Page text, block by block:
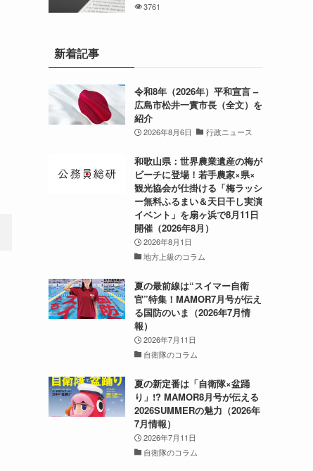
3761
新着記事
令和8年（2026年）平和宣言 –
広島市松井一實市長（全文）を
紹介
2026年8月6日 行政ニュース
和歌山県：世界農業遺産の梅が
ビーチに登場！若手農家×県×
観光協会が仕掛ける「梅ラッシ
ー無料ふるまい＆天日干し実演
イベント」を扇ヶ浜で8月11日
開催（2026年8月）
2026年8月1日
地方上級のコラム
夏の最前線は“スイマー自衛
官”特集！MAMOR7月号が伝え
る国防のいま（2026年7月情
報）
2026年7月11日
自衛隊のコラム
夏の新定番は「自衛隊×盆踊
り」!? MAMOR8月号が伝える
2026SUMMERの魅力（2026年
7月情報）
2026年7月11日
自衛隊のコラム